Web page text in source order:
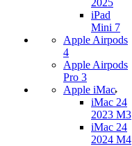
2025
iPad
Mini 7
Apple Airpods
4
Apple Airpods
Pro 3
Apple iMac
iMac 24
2023 M3
iMac 24
2024 M4